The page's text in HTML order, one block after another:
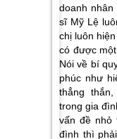
doanh
sĩ Mỹ Lệ
chị luôn
có được
Nói về bí
phúc như
thẳng
trong gia
vấn đề nhỏ
đình thì